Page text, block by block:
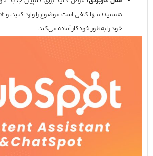
خود را به‌طور خودکار آماده می‌کند.